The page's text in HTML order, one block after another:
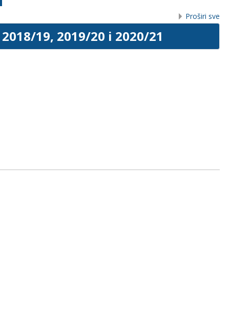
Proširi sve
19, 2019/20 i 2020/21